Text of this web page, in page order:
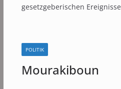
gesetzgeberischen Ereignisse
POLITIK
Mourakiboun